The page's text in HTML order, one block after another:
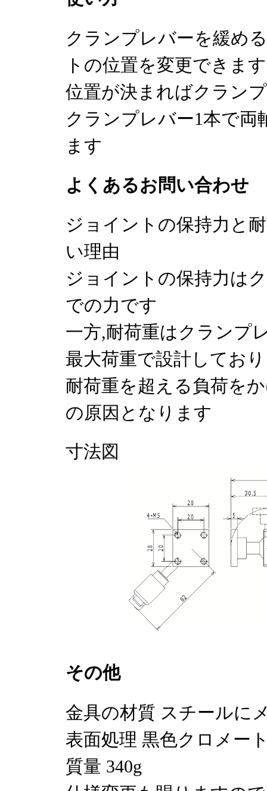
クランプレバーを緩め
トの位置を変更できます
位置が決まればクラン
クランプレバー1本で
ます
よくあるお問い合わせ
ジョイントの保持力と
い理由
ジョイントの保持力は
での力です
一方,耐荷重はクランプ
最大荷重で設計してお
耐荷重を超える負荷を
の原因となります
寸法図
その他
金具の材質 スチールに
表面処理 黒色クロメー
質量 340g